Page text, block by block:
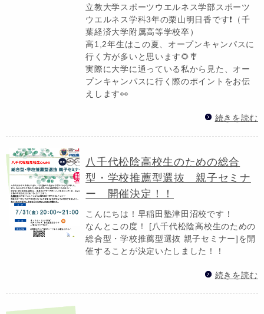
立教大学スポーツウエルネス学部スポーツ
ウエルネス学科3年の栗山明日香です❗（千
葉経済大学附属高等学校卒）
高1,2年生はこの夏、オープンキャンパスに
行く方が多いと思います🌻🎐
実際に大学に通っている私から見た、オー
プンキャンパスに行く際のポイントをお伝
えします👀
続きを読む
八千代松陰高校生のための総合
型・学校推薦型選抜 親子セミナ
ー 開催決定！！
こんにちは！早稲田塾津田沼校です！
なんとこの度！ [八千代松陰高校生のための
総合型・学校推薦型選抜 親子セミナー]を開
催することが決定いたしました！！
続きを読む